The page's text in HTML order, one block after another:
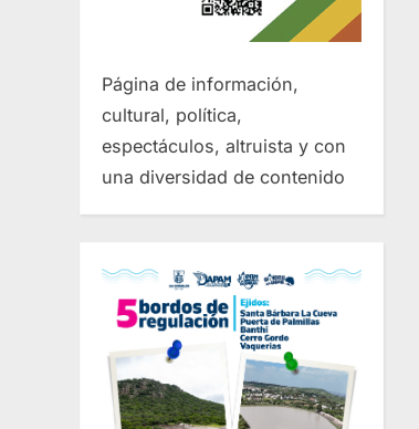
Página de información,
cultural, política,
espectáculos, altruista y con
una diversidad de contenido